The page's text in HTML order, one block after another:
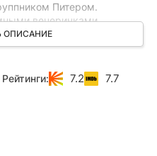
Питером.
вечеринками,
кажется Бенни
себя в этой атмосфере,
которая
Вместе им предстоит
деле — не только для
ОПИСАНИЕ
Рейтинги: 7.2 7.7